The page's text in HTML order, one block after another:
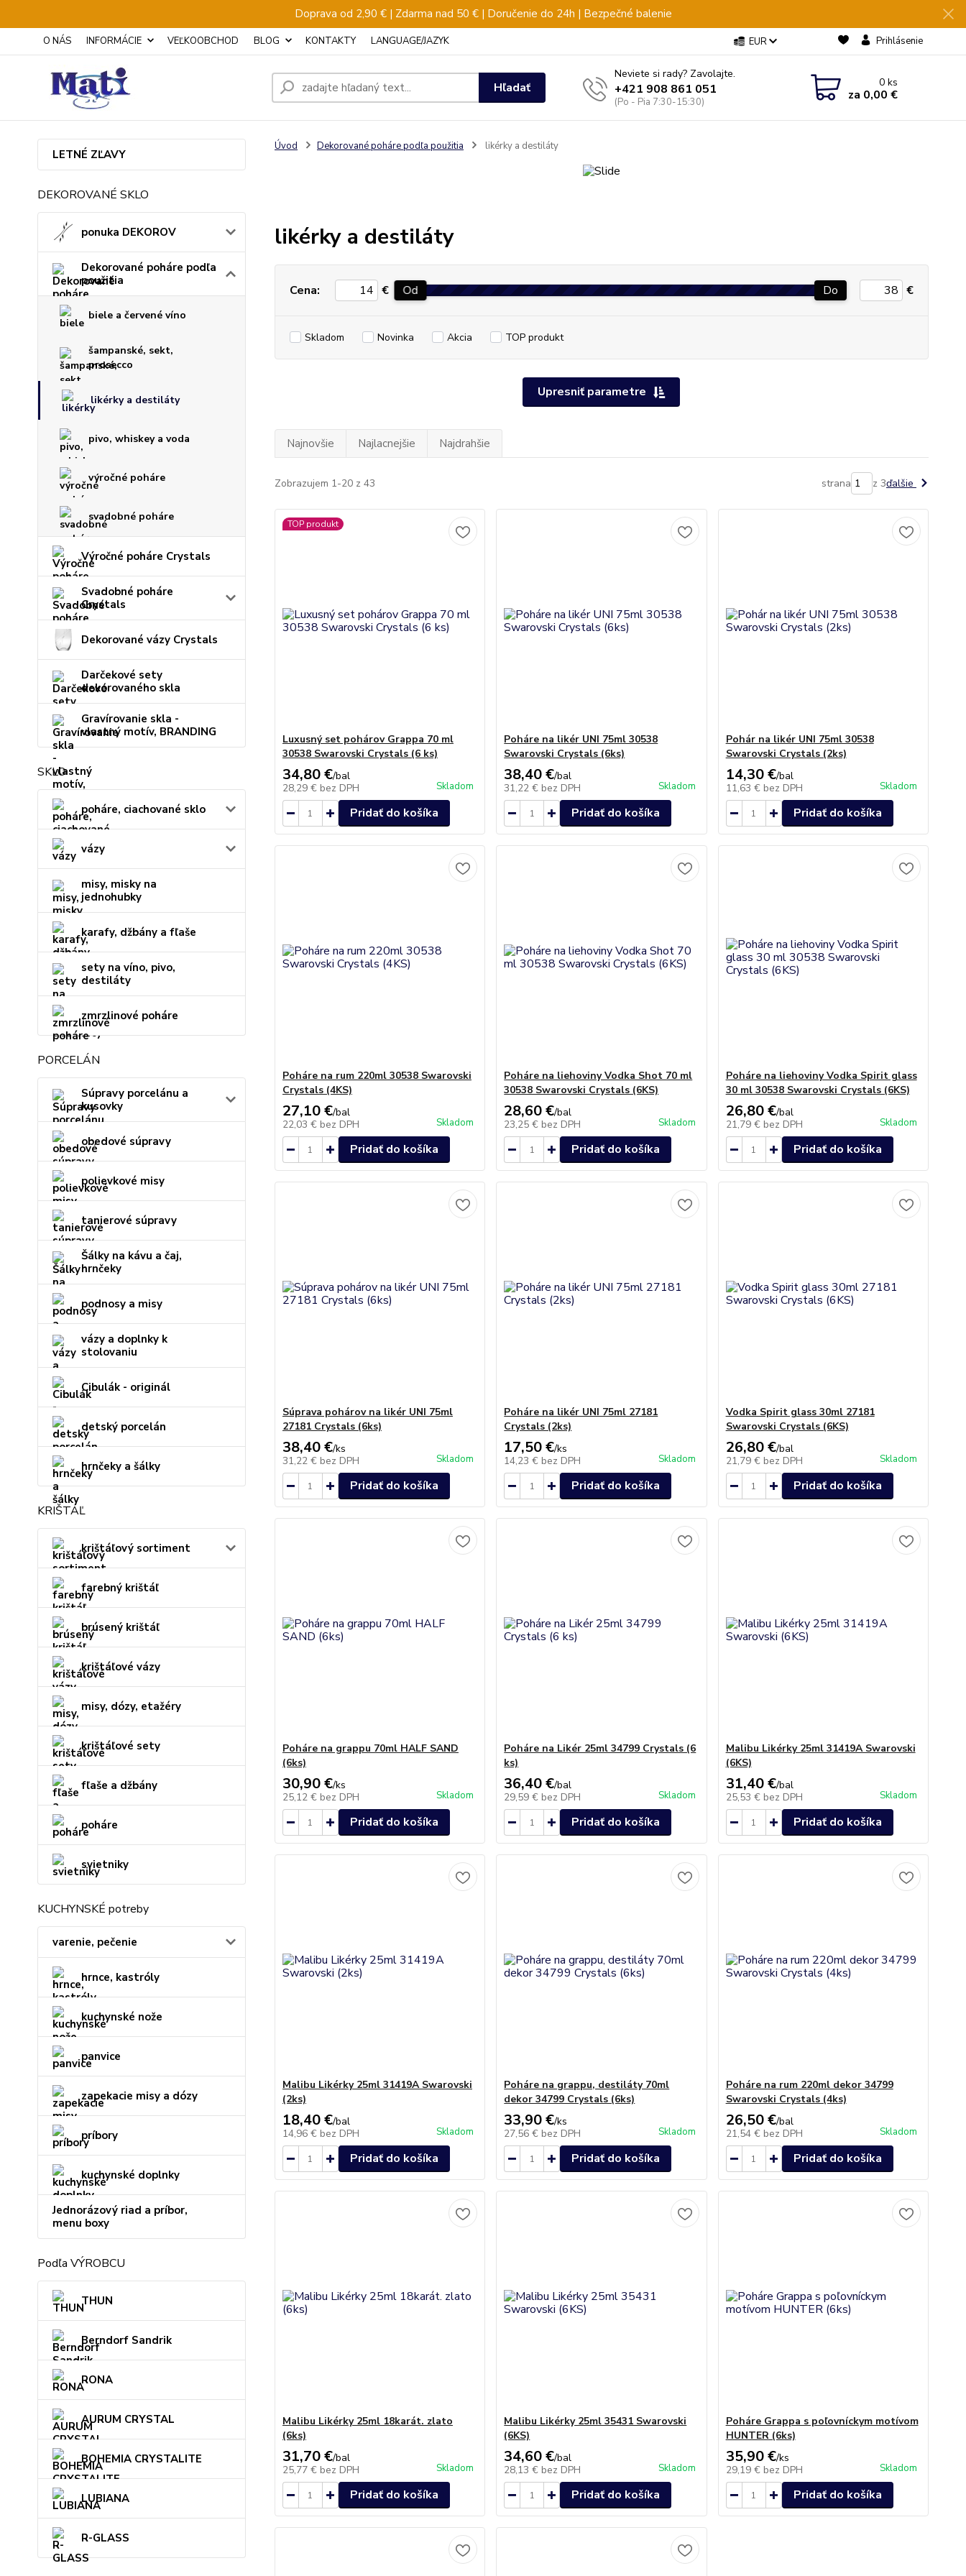
Doprava od 2,90 € | Zdarma nad 50 € | Doručenie do 24h | Bezpečné balenie
O NÁS INFORMÁCIE VEĽKOOBCHOD BLOG KONTAKTY LANGUAGE/JAZYK EUR Prihlásenie
Hľadať
Neviete si rady? Zavolajte.
+421 908 861 051
(Po - Pia 7:30-15:30)
0ks
za 0,00 €
LETNÉ ZĽAVY
DEKOROVANÉ SKLO
ponuka DEKOROV
Dekorované poháre podľa
použitia
biele a červené víno
šampanské, sekt,
prosecco
likérky a destiláty
pivo, whiskey a voda
výročné poháre
svadobné poháre
Výročné poháre Crystals
Svadobné poháre
Crystals
Dekorované vázy Crystals
Darčekové sety
dekorovaného skla
Gravírovanie skla -
vlastný motív, BRANDING
SKLO
poháre, ciachované sklo
vázy
misy, misky na
jednohubky
karafy, džbány a fľaše
sety na víno, pivo,
destiláty
zmrzlinové poháre
PORCELÁN
Súpravy porcelánu a
kusovky
obedové súpravy
polievkové misy
tanierové súpravy
Šálky na kávu a čaj,
hrnčeky
podnosy a misy
vázy a doplnky k
stolovaniu
Cibulák - originál
detský porcelán
hrnčeky a šálky
KRIŠTÁĽ
krištáľový sortiment
farebný krištáľ
brúsený krištáľ
krištáľové vázy
misy, dózy, etažéry
krištáľové sety
fľaše a džbány
poháre
svietniky
KUCHYNSKÉ potreby
varenie, pečenie
hrnce, kastróly
kuchynské nože
panvice
zapekacie misy a dózy
príbory
kuchynské doplnky
Jednorázový riad a príbor,
menu boxy
Podľa VÝROBCU
THUN
Berndorf Sandrik
RONA
AURUM CRYSTAL
BOHEMIA CRYSTALITE
LUBIANA
R-GLASS
Úvod Dekorované poháre podľa použitia likérky a destiláty
likérky a destiláty
Upresniť parametre
Cena: € Od Do €
Skladom Novinka Akcia TOP produkt
Najnovšie Najlacnejšie Najdrahšie
Zobrazujem 1-20 z 43 strana z 3ďalšie
TOP produkt
Luxusný set pohárov Grappa 70 ml
30538 Swarovski Crystals (6 ks)
34,80 €/bal
28,29 € bez DPH Skladom
Pridať do košíka
Poháre na likér UNI 75ml 30538
Swarovski Crystals (6ks)
38,40 €/bal
31,22 € bez DPH Skladom
Pridať do košíka
Pohár na likér UNI 75ml 30538
Swarovski Crystals (2ks)
14,30 €/bal
11,63 € bez DPH Skladom
Pridať do košíka
Poháre na rum 220ml 30538 Swarovski
Crystals (4KS)
27,10 €/bal
22,03 € bez DPH Skladom
Pridať do košíka
Poháre na liehoviny Vodka Shot 70 ml
30538 Swarovski Crystals (6KS)
28,60 €/bal
23,25 € bez DPH Skladom
Pridať do košíka
Poháre na liehoviny Vodka Spirit glass
30 ml 30538 Swarovski Crystals (6KS)
26,80 €/bal
21,79 € bez DPH Skladom
Pridať do košíka
Súprava pohárov na likér UNI 75ml
27181 Crystals (6ks)
38,40 €/ks
31,22 € bez DPH Skladom
Pridať do košíka
Poháre na likér UNI 75ml 27181
Crystals (2ks)
17,50 €/ks
14,23 € bez DPH Skladom
Pridať do košíka
Vodka Spirit glass 30ml 27181
Swarovski Crystals (6KS)
26,80 €/bal
21,79 € bez DPH Skladom
Pridať do košíka
Poháre na grappu 70ml HALF SAND
(6ks)
30,90 €/ks
25,12 € bez DPH Skladom
Pridať do košíka
Poháre na Likér 25ml 34799 Crystals (6
ks)
36,40 €/bal
29,59 € bez DPH Skladom
Pridať do košíka
Malibu Likérky 25ml 31419A Swarovski
(6KS)
31,40 €/bal
25,53 € bez DPH Skladom
Pridať do košíka
Malibu Likérky 25ml 31419A Swarovski
(2ks)
18,40 €/bal
14,96 € bez DPH Skladom
Pridať do košíka
Poháre na grappu, destiláty 70ml
dekor 34799 Crystals (6ks)
33,90 €/ks
27,56 € bez DPH Skladom
Pridať do košíka
Poháre na rum 220ml dekor 34799
Swarovski Crystals (4ks)
26,50 €/bal
21,54 € bez DPH Skladom
Pridať do košíka
Malibu Likérky 25ml 18karát. zlato
(6ks)
31,70 €/bal
25,77 € bez DPH Skladom
Pridať do košíka
Malibu Likérky 25ml 35431 Swarovski
(6KS)
34,60 €/bal
28,13 € bez DPH Skladom
Pridať do košíka
Poháre Grappa s poľovníckym motívom
HUNTER (6ks)
35,90 €/ks
29,19 € bez DPH Skladom
Pridať do košíka